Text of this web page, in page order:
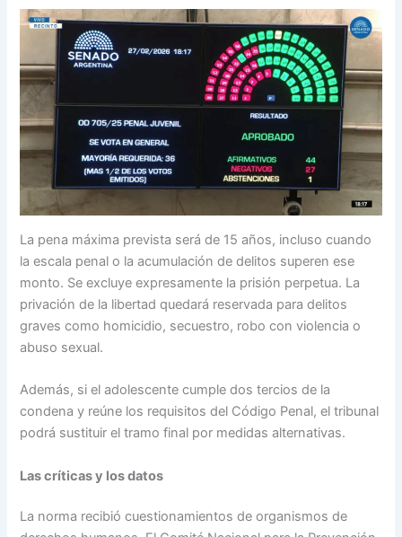
La pena máxima prevista será de 15 años, incluso cuando
la escala penal o la acumulación de delitos superen ese
monto. Se excluye expresamente la prisión perpetua. La
privación de la libertad quedará reservada para delitos
graves como homicidio, secuestro, robo con violencia o
abuso sexual.
Además, si el adolescente cumple dos tercios de la
condena y reúne los requisitos del Código Penal, el tribunal
podrá sustituir el tramo final por medidas alternativas.
Las críticas y los datos
La norma recibió cuestionamientos de organismos de